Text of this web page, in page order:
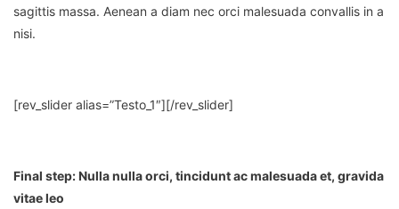
sagittis massa. Aenean a diam nec orci malesuada convallis in a
nisi.
[rev_slider alias=”Testo_1″][/rev_slider]
Final step: Nulla nulla orci, tincidunt ac malesuada et, gravida
vitae leo